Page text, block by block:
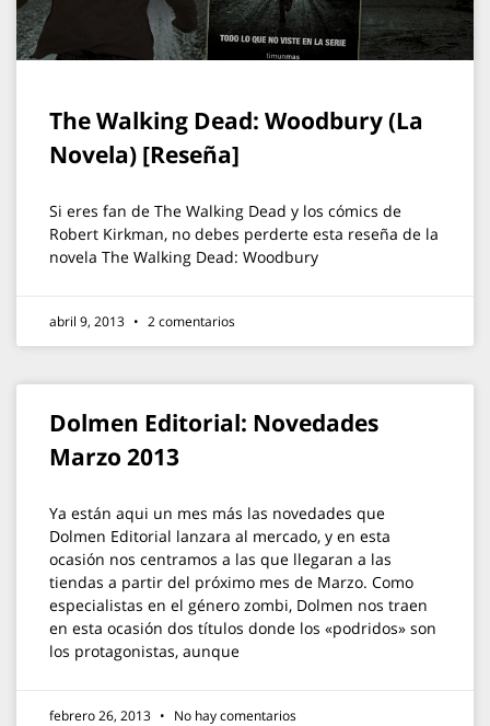
The Walking Dead: Woodbury (La
Novela) [Reseña]
Si eres fan de The Walking Dead y los cómics de
Robert Kirkman, no debes perderte esta reseña de la
novela The Walking Dead: Woodbury
abril 9, 2013 2 comentarios
Dolmen Editorial: Novedades
Marzo 2013
Ya están aqui un mes más las novedades que
Dolmen Editorial lanzara al mercado, y en esta
ocasión nos centramos a las que llegaran a las
tiendas a partir del próximo mes de Marzo. Como
especialistas en el género zombi, Dolmen nos traen
en esta ocasión dos títulos donde los «podridos» son
los protagonistas, aunque
febrero 26, 2013 No hay comentarios